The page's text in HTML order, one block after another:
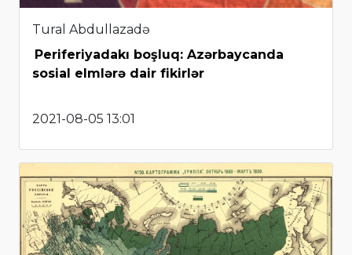
Tural Abdullazadə
Periferiyadakı boşluq: Azərbaycanda
sosial elmlərə dair fikirlər
2021-08-05 13:01